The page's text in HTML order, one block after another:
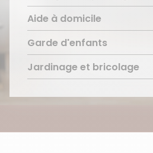
Ménage régulier
Ménage ponctuel
Repassage à domicile
Découvrir le service
Aide à domicile
Aide aux personnes âgées
Téléassistance pour
Accompagnement du
Découvrir le service
Garde d'enfants
Garde d’enfants de plus de
Découvrir le service
Jardinage et bricolage
Découvrir le service